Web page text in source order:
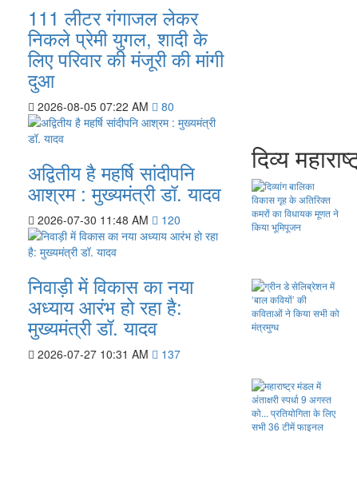
111 लीटर गंगाजल लेकर
निकले प्रेमी युगल, शादी के
लिए परिवार की मंजूरी की मांगी
दुआ
2026-08-05 07:22 AM 80
अद्वितीय है महर्षि सांदीपनि
आश्रम : मुख्यमंत्री डॉ. यादव
2026-07-30 11:48 AM 120
निवाड़ी में विकास का नया
अध्याय आरंभ हो रहा है:
मुख्यमंत्री डॉ. यादव
2026-07-27 10:31 AM 137
दिव्य